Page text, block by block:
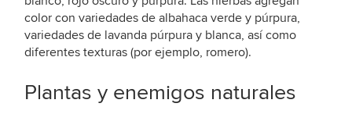
color con variedades de albahaca verde y púrpura,
variedades de lavanda púrpura y blanca, así como
diferentes texturas (por ejemplo, romero).
Plantas y enemigos naturales